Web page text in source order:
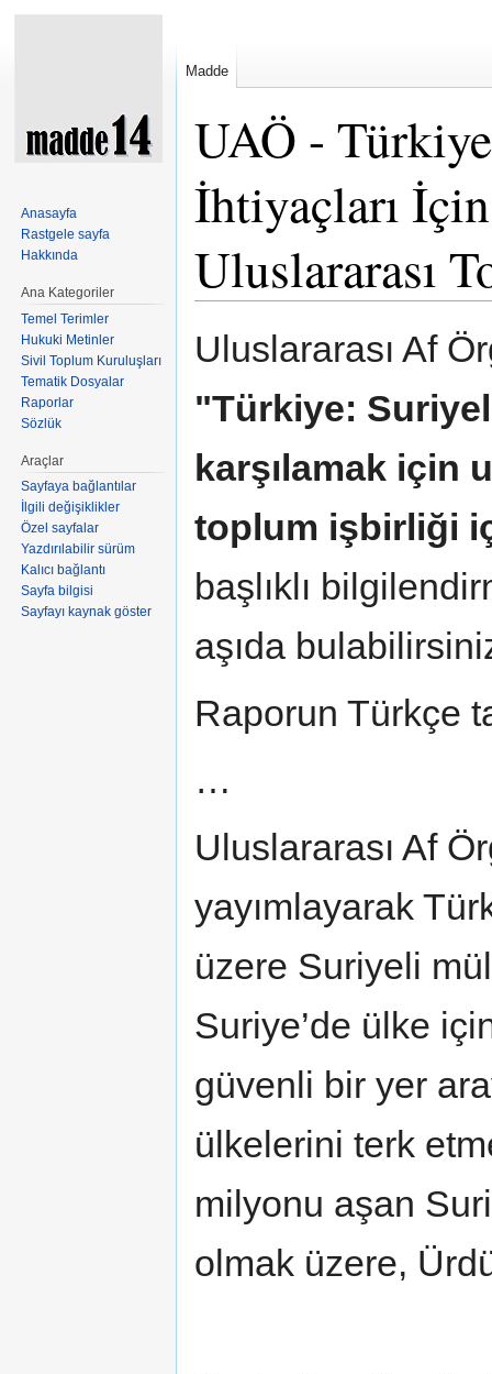
UAÖ -
İhtiyaçları
Uluslararası
Uluslararası Af
"Türkiye:
karşılamak için
toplum işbirliği
başlıklı
aşıda
Raporun Türkçe
…
Uluslararası Af
yayımlayarak
üzere Suriyeli
Suriye’de ülke
güvenli bir yer
ülkelerini terk
milyonu aşan
olmak üzere,
Madde
Anasayfa
Rastgele sayfa
Hakkında
Ana Kategoriler
Temel Terimler
Hukuki Metinler
Sivil Toplum Kuruluşları
Tematik Dosyalar
Raporlar
Sözlük
Araçlar
Sayfaya bağlantılar
İlgili değişiklikler
Özel sayfalar
Yazdırılabilir sürüm
Kalıcı bağlantı
Sayfa bilgisi
Sayfayı kaynak göster